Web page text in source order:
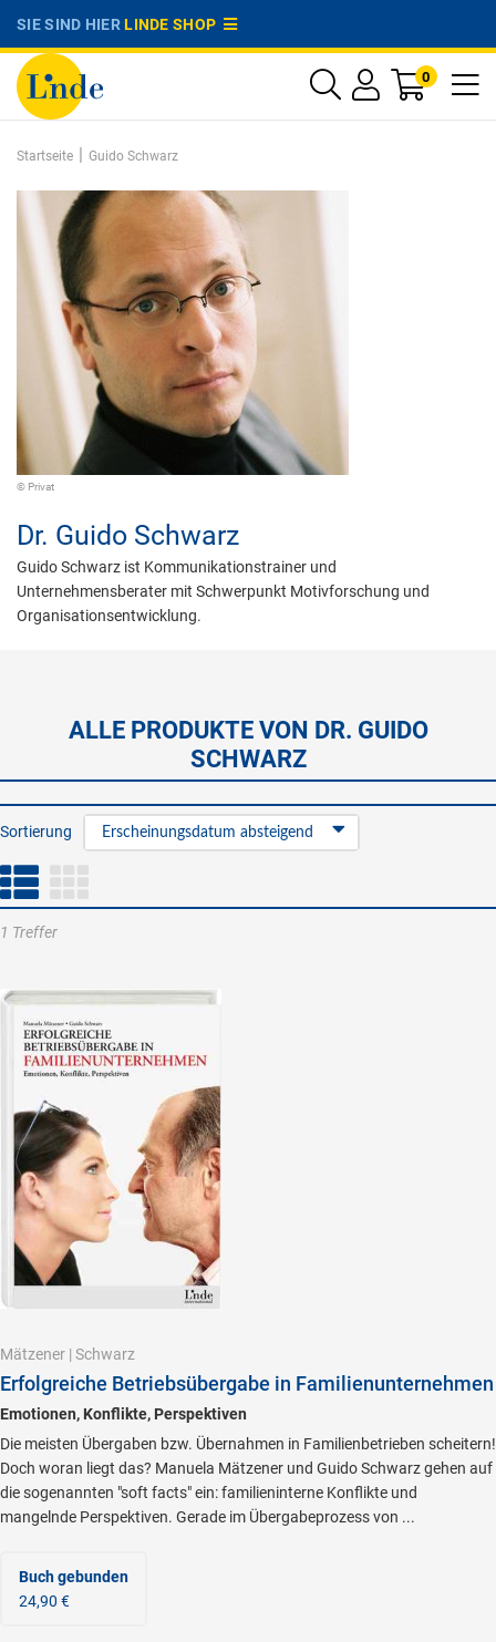
SIE SIND HIERLINDE SHOP
0
Startseite | Guido Schwarz
© Privat
Dr. Guido Schwarz
Guido Schwarz ist Kommunikationstrainer und
Unternehmensberater mit Schwerpunkt Motivforschung und
Organisationsentwicklung.
ALLE PRODUKTE VON DR. GUIDO
SCHWARZ
Sortierung Erscheinungsdatum absteigend
1 Treffer
Mätzener | Schwarz
Erfolgreiche Betriebsübergabe in Familienunternehmen
Emotionen, Konflikte, Perspektiven
Die meisten Übergaben bzw. Übernahmen in Familienbetrieben scheitern!
Doch woran liegt das? Manuela Mätzener und Guido Schwarz gehen auf
die sogenannten "soft facts" ein: familieninterne Konflikte und
mangelnde Perspektiven. Gerade im Übergabeprozess von ...
Buch gebunden
24,90 €